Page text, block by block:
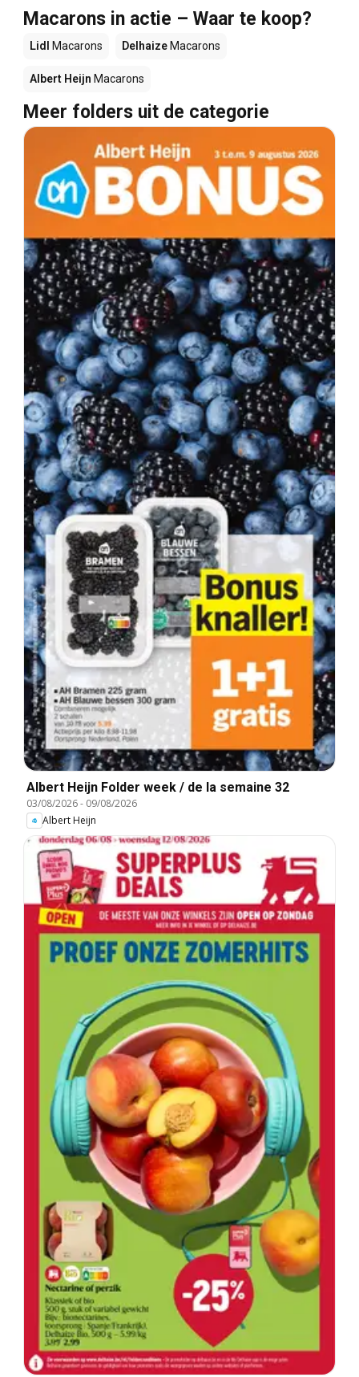
Macarons in actie – Waar te koop?
Lidl Macarons Delhaize Macarons
Albert Heijn Macarons
Meer folders uit de categorie
Albert Heijn Folder week / de la semaine 32
03/08/2026- 09/08/2026
Albert Heijn